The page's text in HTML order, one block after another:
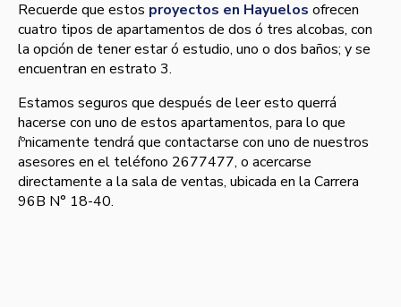
Recuerde que estos proyectos en Hayuelos ofrecen
cuatro tipos de apartamentos de dos ó tres alcobas, con
la opción de tener estar ó estudio, uno o dos baños; y se
encuentran en estrato 3.
Estamos seguros que después de leer esto querrá
hacerse con uno de estos apartamentos, para lo que
íºnicamente tendrá que contactarse con uno de nuestros
asesores en el teléfono 2677477, o acercarse
directamente a la sala de ventas, ubicada en la Carrera
96B N° 18-40.